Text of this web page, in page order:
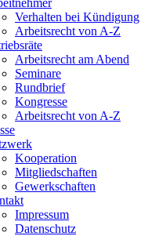
Verhalten bei Kündigung
Arbeitsrecht von A-Z
Arbeitsrecht am Abend
Seminare
Rundbrief
Kongresse
Arbeitsrecht von A-Z
Kooperation
Mitgliedschaften
Gewerkschaften
Impressum
Datenschutz